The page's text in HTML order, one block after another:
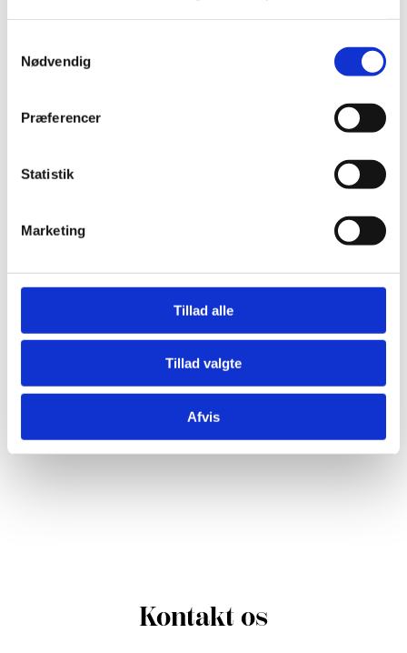
Nødvendig
Præferencer
Statistik
Marketing
Tillad alle
Tillad valgte
Afvis
Kontakt os